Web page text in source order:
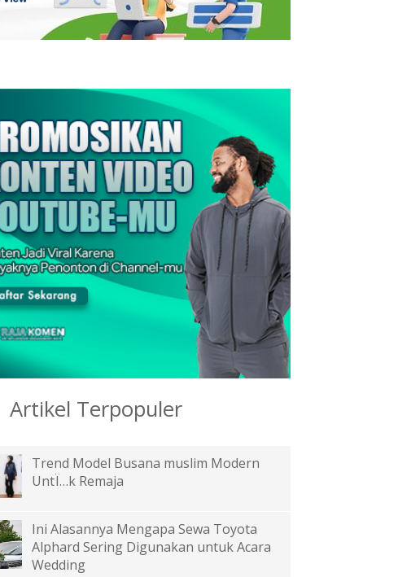
Artikel Terpopuler
Trend Model Busana muslim Modern
UntÏ…k Remaja
Ini Alasannya Mengapa Sewa Toyota
Alphard Sering Digunakan untuk Acara
Wedding